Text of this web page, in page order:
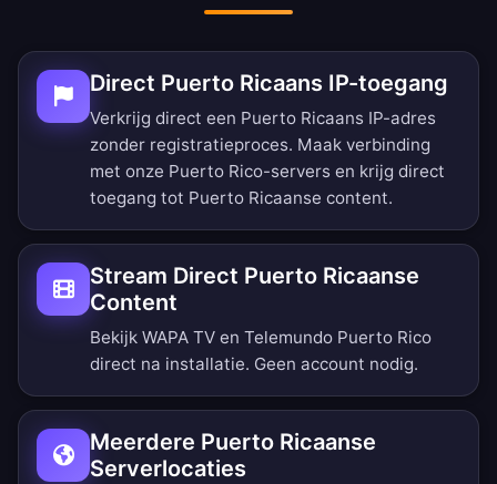
Direct Puerto Ricaans IP-toegang
Verkrijg direct een Puerto Ricaans IP-adres
zonder registratieproces. Maak verbinding
met onze Puerto Rico-servers en krijg direct
toegang tot Puerto Ricaanse content.
Stream Direct Puerto Ricaanse
Content
Bekijk WAPA TV en Telemundo Puerto Rico
direct na installatie. Geen account nodig.
Meerdere Puerto Ricaanse
Serverlocaties